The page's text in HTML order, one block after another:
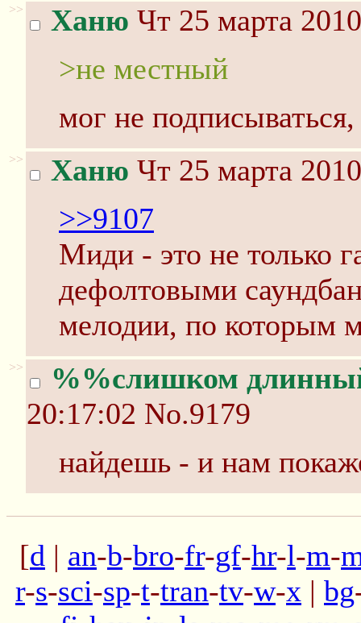
>> Ханю Чт 25 марта
>не местный
мог не
>> Ханю Чт 25 марта
>>9107
Миди - это не только
дефолтовыми
мелодии, по которым
>>
%%слишком
20:17:02 No.9179
найдешь - и нам
[d | an-b-bro-fr-gf-hr-l-m-
r-s-sci-sp-t-tran-tv-w-x | bg